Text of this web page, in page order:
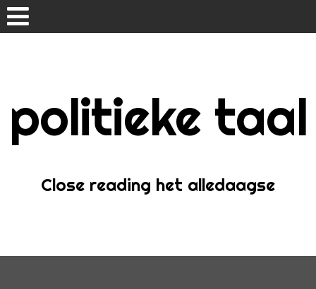
Home
Over
politieke taal
Close reading het alledaagse